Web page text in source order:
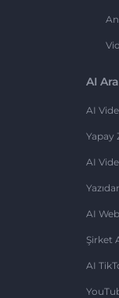
AI
AI
Yapay
AI
AI
Şirket
AI